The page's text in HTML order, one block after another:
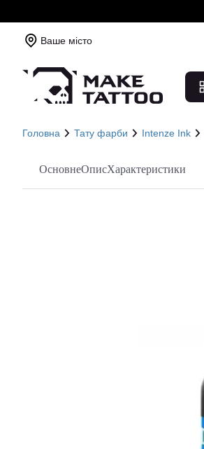
Ваше місто
Головна Тату фарби Intenze Ink
ОсновнеОписХарактеристики